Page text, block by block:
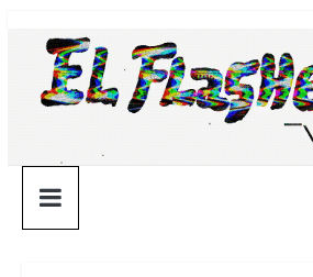
contenido
¯\_(ツ)_/
¯